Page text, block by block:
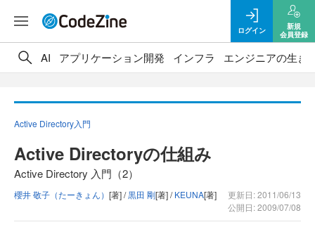
ログイン
新規
会員登録
AI アプリケーション開発 インフラ エンジニアの生き
Active Directory入門
Active Directoryの仕組み
Active Directory 入門（2）
櫻井 敬子（たーきょん） [著] /黒田 剛[著] /KEUNA[著]
更新日: 2011/06/13
公開日: 2009/07/08